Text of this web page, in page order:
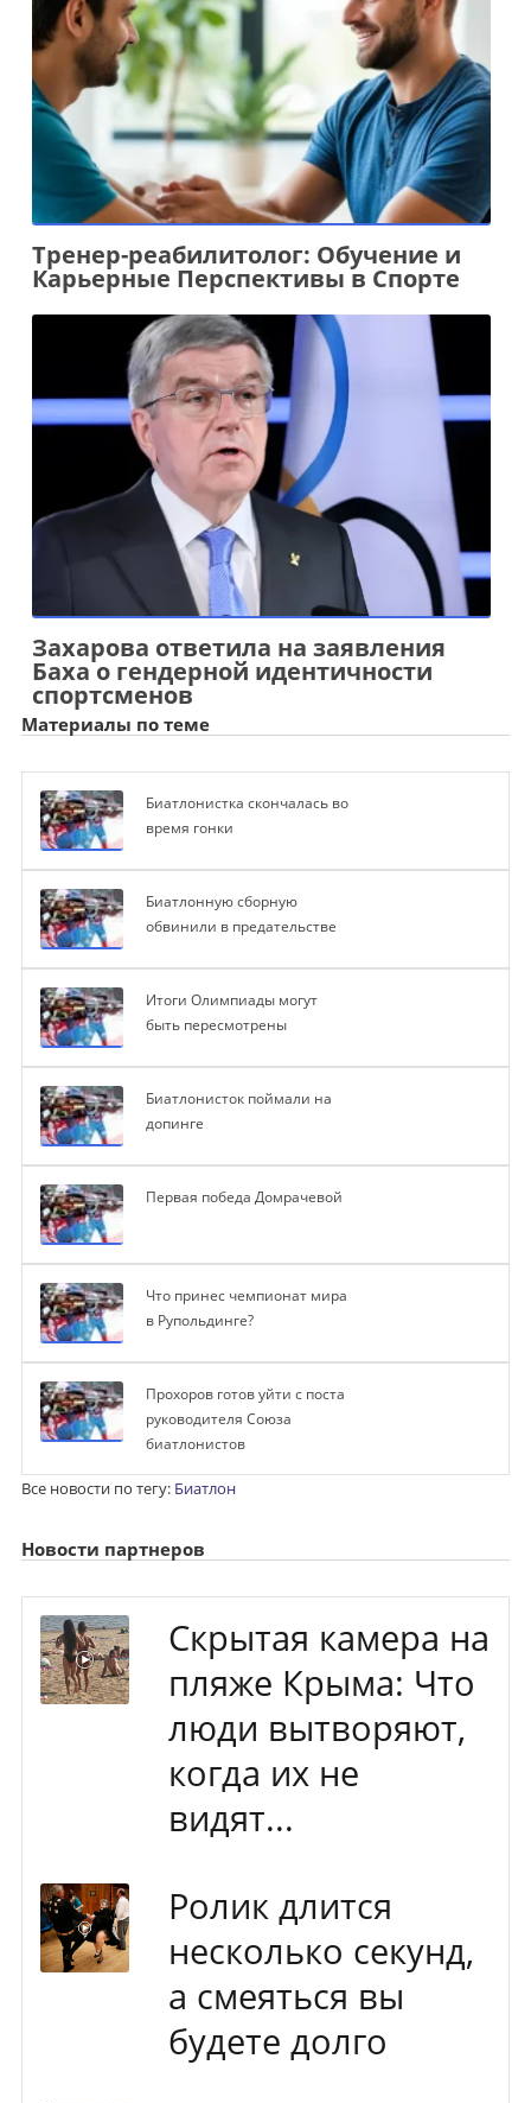
Тренер-реабилитолог: Обучение и
Карьерные Перспективы в Спорте
Захарова ответила на заявления
Баха о гендерной идентичности
спортсменов
Материалы по теме
Биатлонистка скончалась во
время гонки
Биатлонную сборную
обвинили в предательстве
Итоги Олимпиады могут
быть пересмотрены
Биатлонисток поймали на
допинге
Первая победа Домрачевой
Что принес чемпионат мира
в Рупольдинге?
Прохоров готов уйти с поста
руководителя Союза
биатлонистов
Все новости по тегу: Биатлон
Новости партнеров
Скрытая камера на
пляже Крыма: Что
люди вытворяют,
когда их не
видят...
Ролик длится
несколько секунд,
а смеяться вы
будете долго